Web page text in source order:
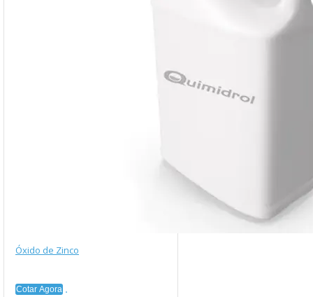
Óxido de Zinco
Cotar Agora